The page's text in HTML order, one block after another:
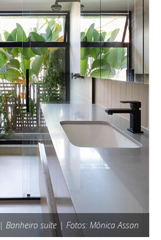
| Banheiro suíte | Fotos: Mônica Assan